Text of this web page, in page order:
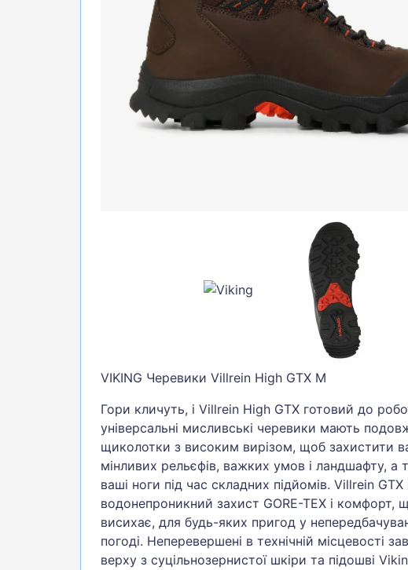
БІГ, ФІТНЕС, М'ЯЧІ
ВЕЛОСИПЕДИ
САМОКАТИ
ТЕНІС, БАДМІНТОН
ВОДНІ ВИДИ СПОРТУ
VIKING Черевики Villrein High GTX M
Гори кличуть, і Villrein High GTX готовий до
універсальні мисливські черевики мають
щиколотки з високим вирізом, щоб захистити
мінливих рельєфів, важких умов і ландшафту, а
ваші ноги під час складних підйомів. Villrein GTX
водонепроникний захист GORE-TEX і комфорт,
висихає, для будь-яких пригод у
погоді. Неперевершені в технічній місцевості
верху з суцільнозернистої шкіри та підошві